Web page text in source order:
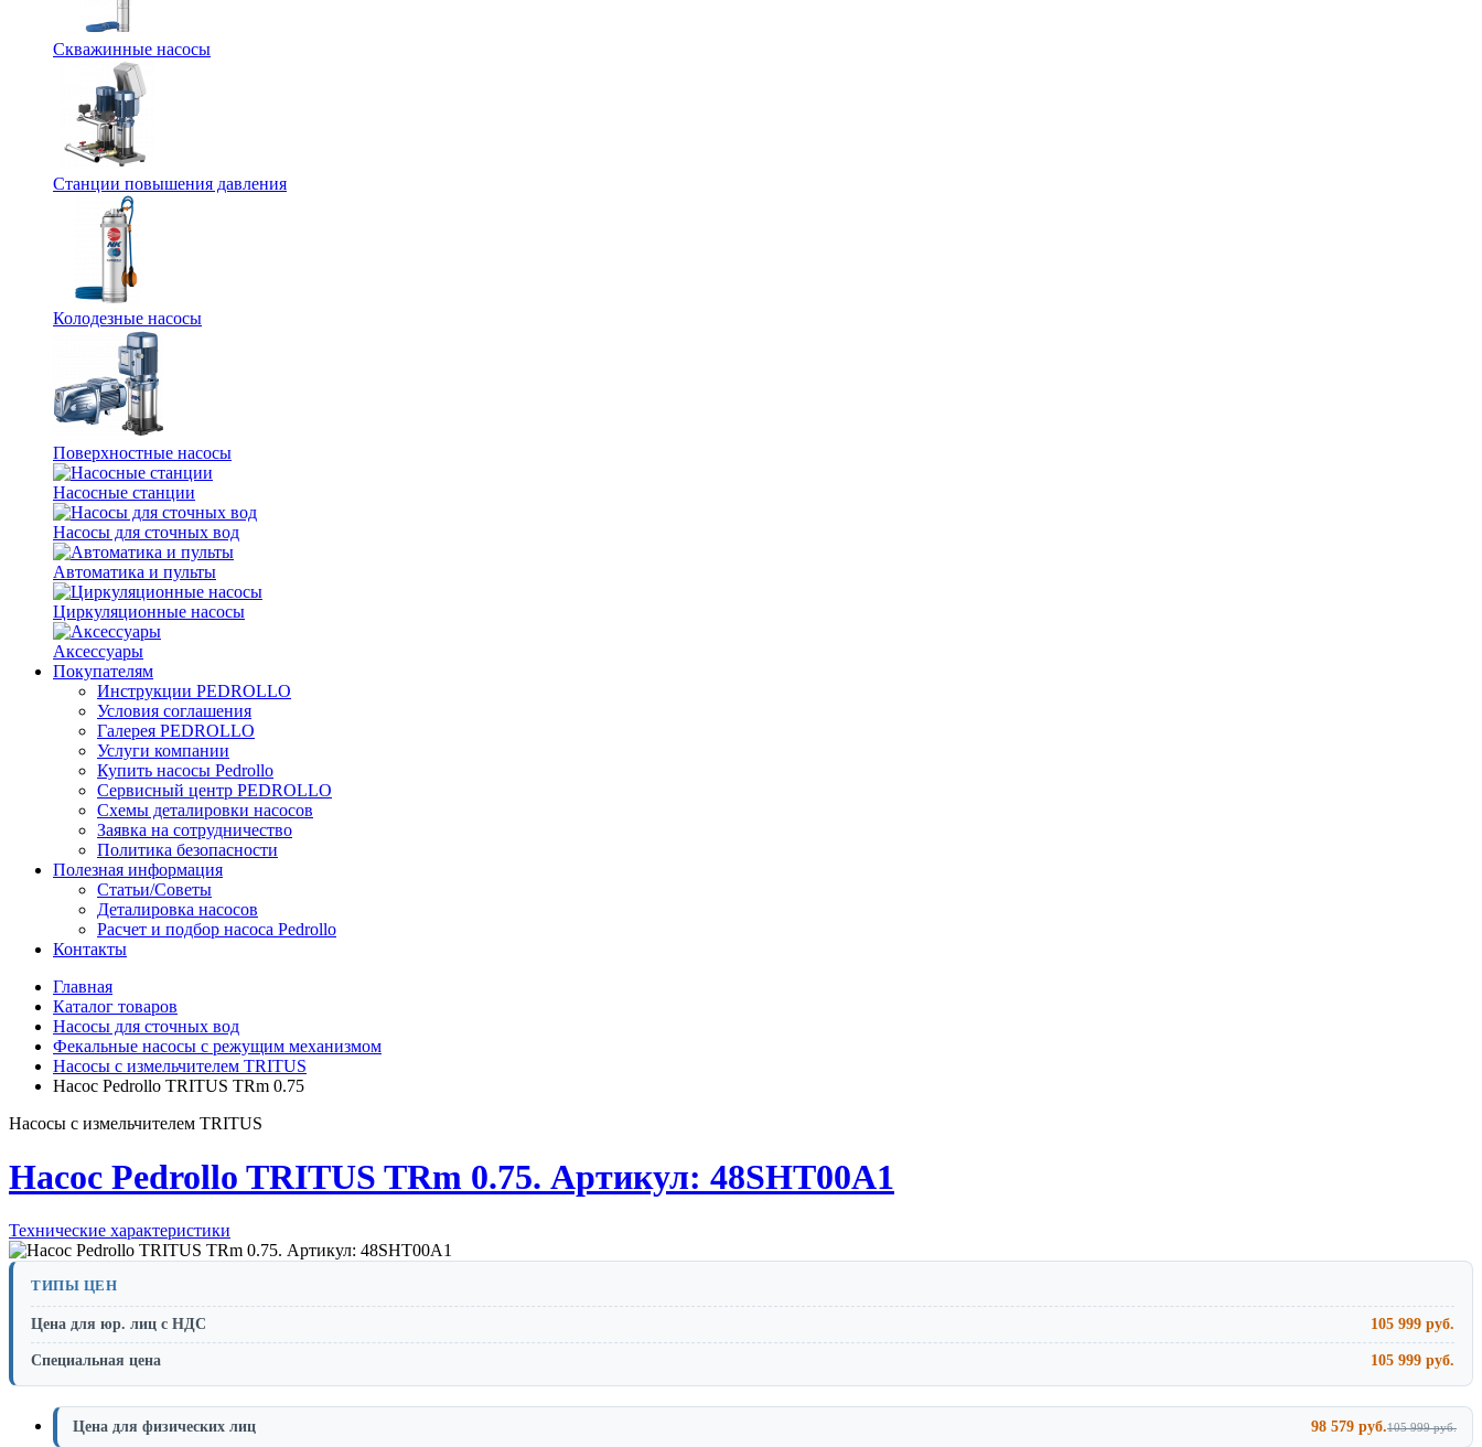
Скважинные насосы
Станции повышения давления
Колодезные насосы
Поверхностные насосы
Насосные станции
Насосы для сточных вод
Автоматика и пульты
Циркуляционные насосы
Аксессуары
Покупателям
Инструкции PEDROLLO
Условия соглашения
Галерея PEDROLLO
Услуги компании
Купить насосы Pedrollo
Сервисный центр PEDROLLO
Схемы деталировки насосов
Заявка на сотрудничество
Политика безопасности
Полезная информация
Статьи/Советы
Деталировка насосов
Расчет и подбор насоса Pedrollo
Контакты
Главная
Каталог товаров
Насосы для сточных вод
Фекальные насосы с режущим механизмом
Насосы с измельчителем TRITUS
Насос Pedrollo TRITUS TRm 0.75
Насосы с измельчителем TRITUS
Насос Pedrollo TRITUS TRm 0.75. Артикул: 48SHT00A1
Технические характеристики
ТИПЫ ЦЕН
Цена для юр. лиц с НДС 105 999 руб.
Специальная цена 105 999 руб.
Цена для физических лиц 98 579 руб.105 999 руб.